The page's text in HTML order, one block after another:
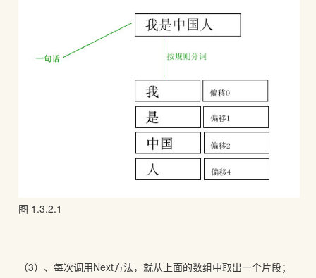
图 1.3.2.1
（3）、每次调用Next方法，就从上面的数组中取出一个片段；